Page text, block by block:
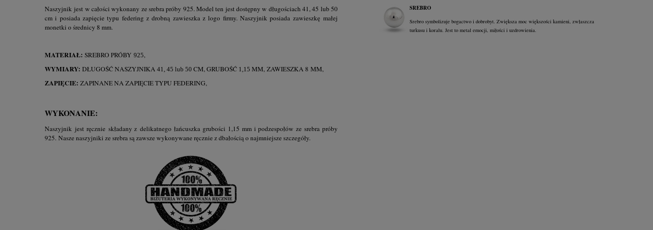
Naszyjnik jest w całości wykonany ze srebra próby 925. Model ten jest dostępny w długościach 41, 45 lub 50
cm i posiada zapięcie typu federing z drobną zawieszka z logo firmy. Naszyjnik posiada zawieszkę małej
monetki o średnicy 8 mm.
MATERIAŁ: SREBRO PRÓBY 925,
WYMIARY: DŁUGOŚĆ NASZYJNIKA 41, 45 lub 50 CM, GRUBOŚĆ 1,15 MM, ZAWIESZKA 8 MM,
ZAPIĘCIE: ZAPINANE NA ZAPIĘCIE TYPU FEDERING,
WYKONANIE:
Naszyjnik jest ręcznie składany z delikatnego łańcuszka grubości 1,15 mm i podzespołów ze srebra próby
925. Nasze naszyjniki ze srebra są zawsze wykonywane ręcznie z dbałością o najmniejsze szczegóły.
SREBRO
Srebro symbolizuje bogactwo i dobrobyt. Zwiększa moc większości kamieni, zwłaszcza
turkusu i koralu. Jest to metal emocji, miłości i uzdrowienia.